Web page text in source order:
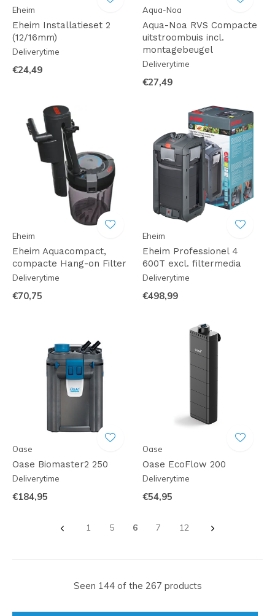
Eheim
Eheim Installatieset 2
(12/16mm)
Deliverytime
€24,49
Aqua-Noa
Aqua-Noa RVS Compacte
uitstroombuis incl.
montagebeugel
Deliverytime
€27,49
Eheim
Eheim Aquacompact,
compacte Hang-on Filter
Deliverytime
€70,75
Eheim
Eheim Professionel 4
600T excl. filtermedia
Deliverytime
€498,99
Oase
Oase Biomaster2 250
Deliverytime
€184,95
Oase
Oase EcoFlow 200
Deliverytime
€54,95
1 5 6 7 12
Seen 144 of the 267 products